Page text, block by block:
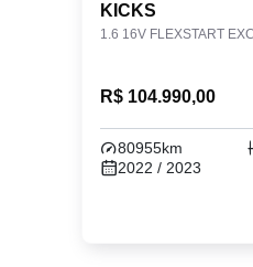
KICKS
1.6 16V FLEXSTART
R$ 104.990,00
80955km
2022 / 2023